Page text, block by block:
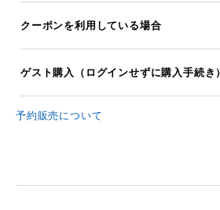
クーポンを利用している場合
ゲスト購入（ログインせずに購入手続き
予約販売について